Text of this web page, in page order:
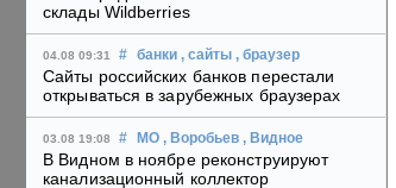
склады Wildberries
04.08 09:31 # банки , сайты , браузер
Сайты российских банков перестали
открываться в зарубежных браузерах
03.08 19:08 # МО , Воробьев , Видное
В Видном в ноябре реконструируют
канализационный коллектор